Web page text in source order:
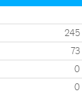
245
73
0
0